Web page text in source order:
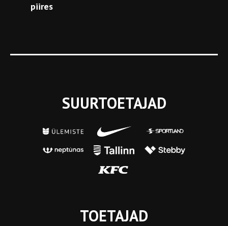
piires
SUURTOETAJAD
TOETAJAD